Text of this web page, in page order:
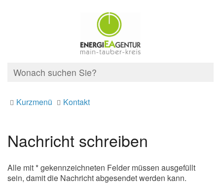
Kurzmenü Kontakt
Nachricht schreiben
Alle mit * gekennzeichneten Felder müssen ausgefüllt
sein, damit die Nachricht abgesendet werden kann.